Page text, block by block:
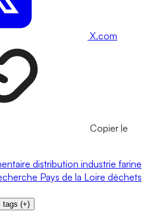
X.com
Copier le
distribution industrie farine
Pays de la Loire déchets
tags (+)